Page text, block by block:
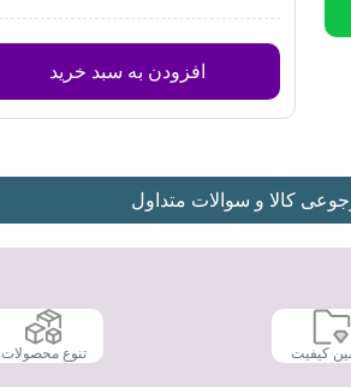
افزودن به سبد خرید
کالا و سوالات متداول
کیفیت تنوع محصولات